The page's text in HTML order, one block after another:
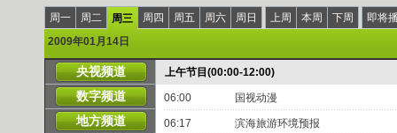
周一 周二 周三 周四 周五 周六 周日 上周 本周 下周
即将
2009年01月14日
央视频道
数字频道
地方频道
上午节目(00:00-12:00)
06:00 国视动漫
06:17 滨海旅游环境预报